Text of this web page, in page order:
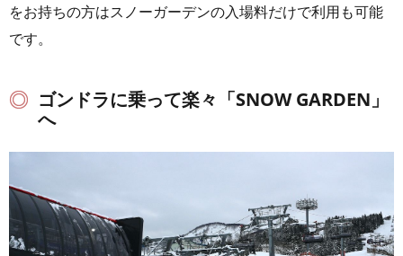
をお持ちの方はスノーガーデンの入場料だけで利用も可能
です。
ゴンドラに乗って楽々「SNOW GARDEN」
へ